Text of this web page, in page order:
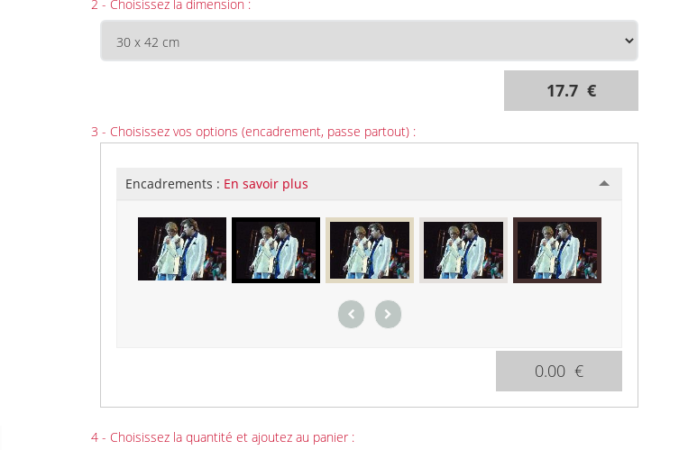
2 - Choisissez la dimension :
17.7 €
3 - Choisissez vos options (encadrement, passe partout) :
Encadrements : En savoir plus
0.00 €
4 - Choisissez la quantité et ajoutez au panier :